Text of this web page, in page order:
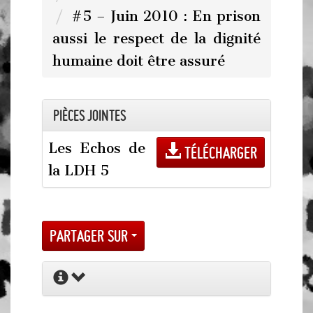
#5 – Juin 2010 : En prison
aussi le respect de la dignité
humaine doit être assuré
Pièces jointes
Les Echos de
la LDH 5
Télécharger
Partager sur